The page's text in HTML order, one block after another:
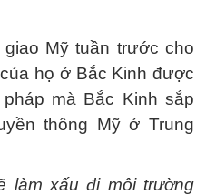
Mỹ tuần trước cho
họ ở Bắc Kinh được
mà Bắc Kinh sắp
thông Mỹ ở Trung
làm xấu đi môi trường